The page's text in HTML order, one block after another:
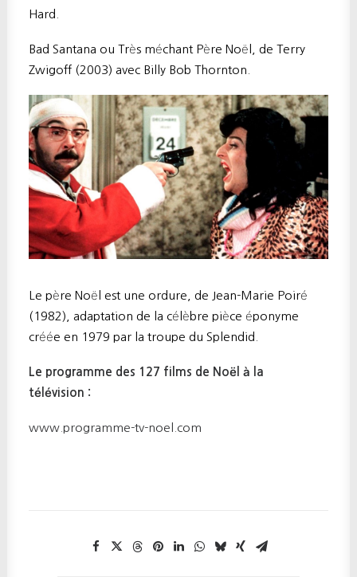
Hard.
Bad Santana ou Très méchant Père Noël, de Terry
Zwigoff (2003) avec Billy Bob Thornton.
Le père Noël est une ordure, de Jean-Marie Poiré
(1982), adaptation de la célèbre pièce éponyme
créée en 1979 par la troupe du Splendid.
Le programme des 127 films de Noël à la
télévision :
www.programme-tv-noel.com